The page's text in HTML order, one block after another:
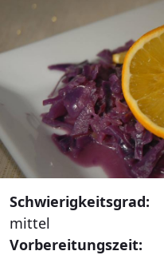
Schwierigkeitsgrad:
mittel
Vorbereitungszeit: